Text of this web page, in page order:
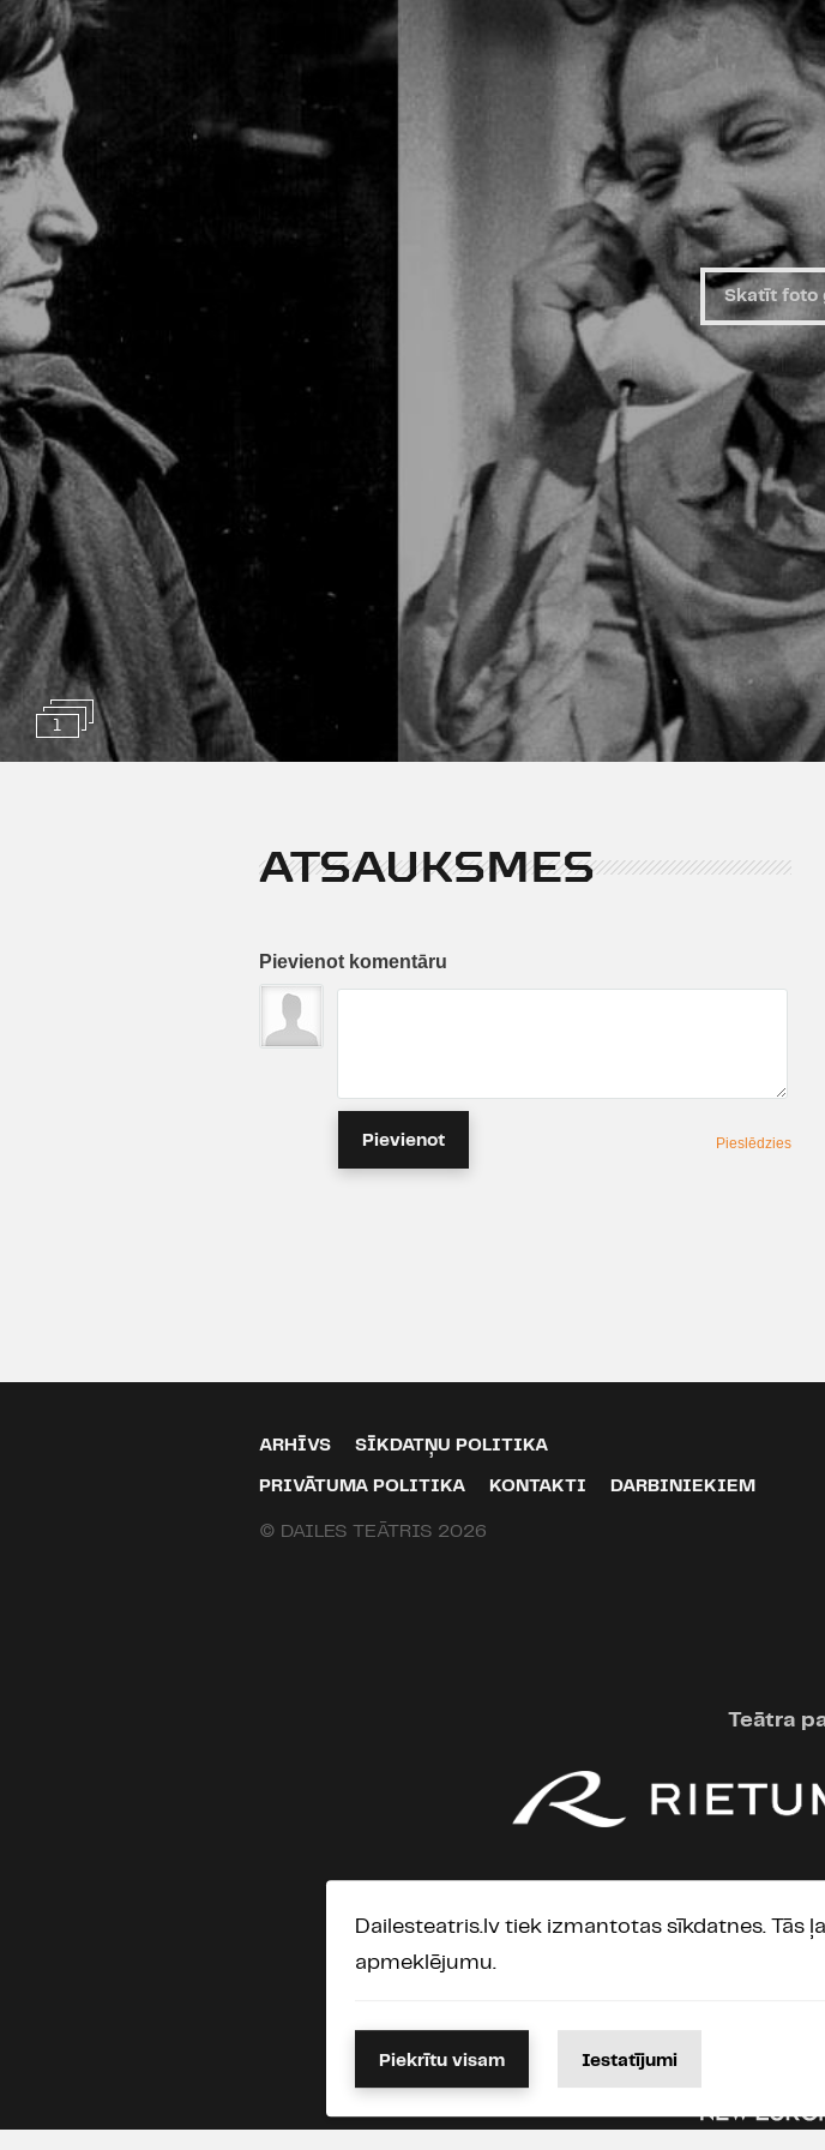
1
Skatīt foto
ATSAUKSMES
Pievienot komentāru
Pievienot Pieslēdzies
ARHĪVS SĪKDATŅU POLITIKA
PRIVĀTUMA POLITIKA KONTAKTI DARBINIEKIEM
© DAILES TEĀTRIS 2026
Teātra
Dailesteatris.lv tiek izmantotas sīkdatnes. Tās
apmeklējumu.
Piekrītu visam Iestatījumi